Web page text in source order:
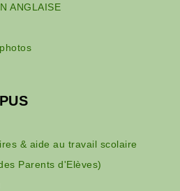
ANGLAISE
& aide au travail scolaire
Parents d'Elèves)